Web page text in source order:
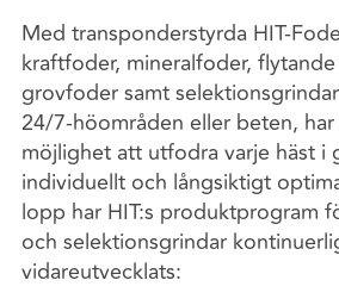
Med transponderstyrda HIT-
kraftfoder, mineralfoder,
grovfoder samt
24/7-höområden eller beten, har
möjlighet att utfodra varje häst i
individuellt och långsiktigt
lopp har HIT:s produktprogram
och selektionsgrindar
vidareutvecklats: